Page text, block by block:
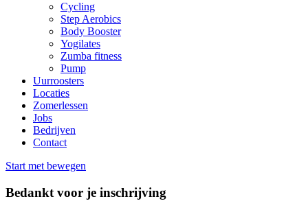
Cycling
Step Aerobics
Body Booster
Yogilates
Zumba fitness
Pump
Uurroosters
Locaties
Zomerlessen
Jobs
Bedrijven
Contact
Start met bewegen
Bedankt voor je inschrijving